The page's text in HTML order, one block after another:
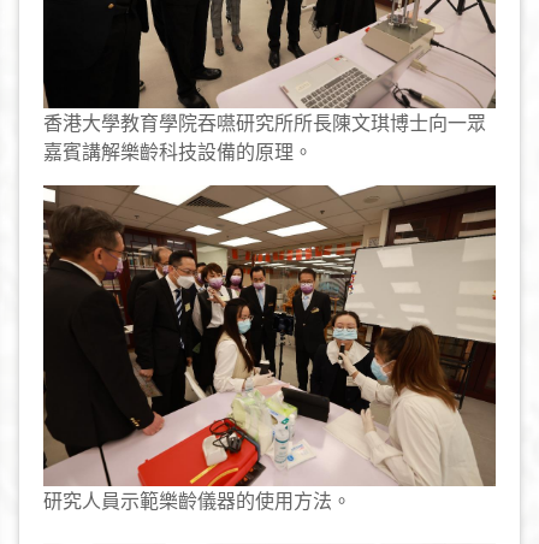
香港大學教育學院吞嚥研究所所長陳文琪博士向一眾
嘉賓講解樂齡科技設備的原理。
研究人員示範樂齡儀器的使用方法。